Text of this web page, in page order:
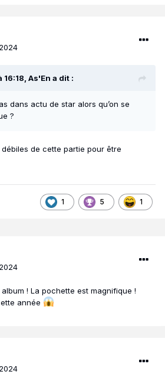
As'En a dit :
dans actu de star alors qu’on se
?
de cette partie pour être
1 5 1
! La pochette est magnifique !
année